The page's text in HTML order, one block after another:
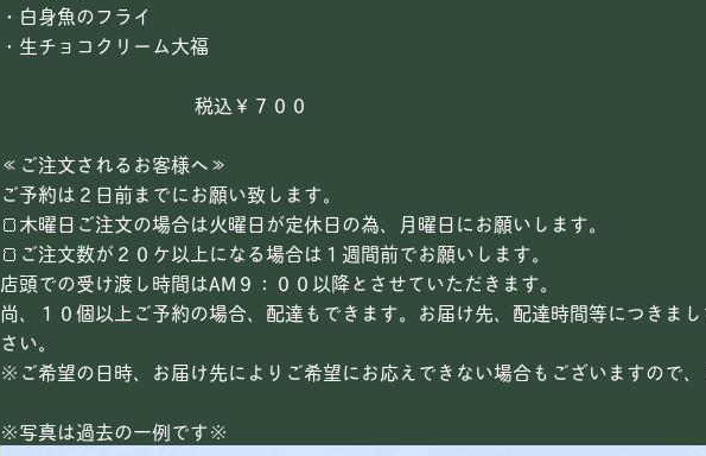
・白身魚のフライ
・生チョコクリーム大福
税込￥７００
≪ご注文されるお客様へ≫
ご予約は２日前までにお願い致します。
🍞木曜日ご注文の場合は火曜日が定休日の為、月曜日にお願いします。
🍞ご注文数が２０ケ以上になる場合は１週間前でお願いします。
店頭での受け渡し時間はAM９：００以降とさせていただきます。
尚、１０個以上ご予約の場合、配達もできます。お届け先、配達時間等につきま
さい。
※ご希望の日時、お届け先によりご希望にお応えできない場合もございますので、
※写真は過去の一例です※